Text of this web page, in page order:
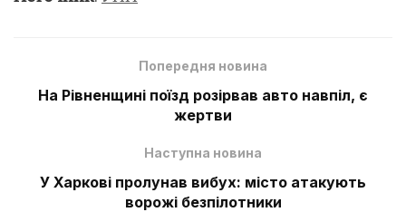
Попередня новина
На Рівненщині поїзд розірвав авто навпіл, є
жертви
Наступна новина
У Харкові пролунав вибух: місто атакують
ворожі безпілотники